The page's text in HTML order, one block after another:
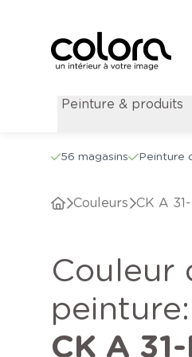
Peinture & produits
56 magasins Peinture
Couleurs CK A
Couleur de
peinture:
CK A